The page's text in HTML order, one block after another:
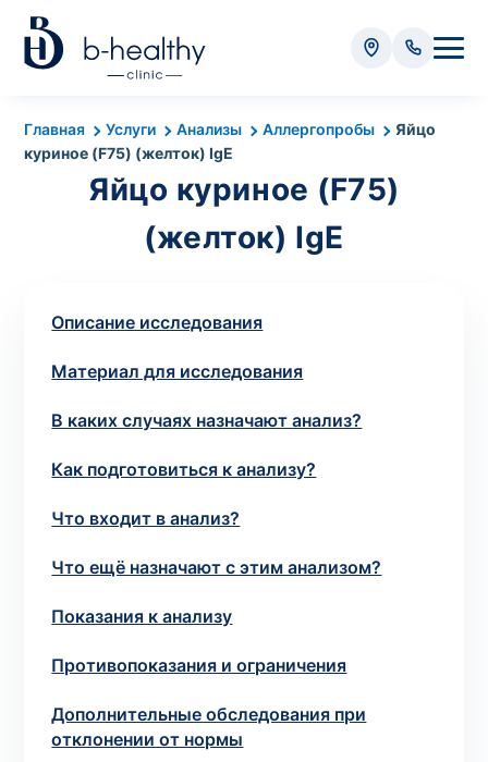
Главная Услуги Анализы Аллергопробы
Яйцо
куриное (F75) (желток) IgE
Яйцо куриное (F75)
(желток) IgE
Описание исследования
Материал для исследования
В каких случаях назначают анализ?
Как подготовиться к анализу?
Что входит в анализ?
Что ещё назначают с этим анализом?
Показания к анализу
Противопоказания и ограничения
Дополнительные обследования при
отклонении от нормы
Анализы
* Оплачивается дополнительно (в зависимости от вида
анализа):
Стоимость забора крови - 50 грн
Стоимость забора биоматериала (кроме
Итого: 0
Попередній запис на дослідження не
зіскрібки. Взяття біоматеріалу для них
виконує лікар – необхідийзапись к
Сохранить